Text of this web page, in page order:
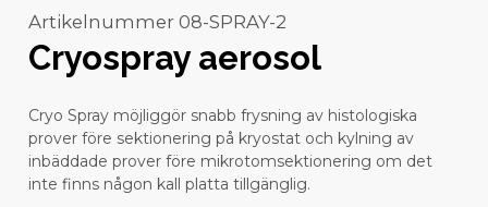
Artikelnummer 08-SPRAY-2
Cryospray aerosol
Cryo Spray möjliggör snabb frysning av histologiska
prover före sektionering på kryostat och kylning av
inbäddade prover före mikrotomsektionering om det
inte finns någon kall platta tillgänglig.